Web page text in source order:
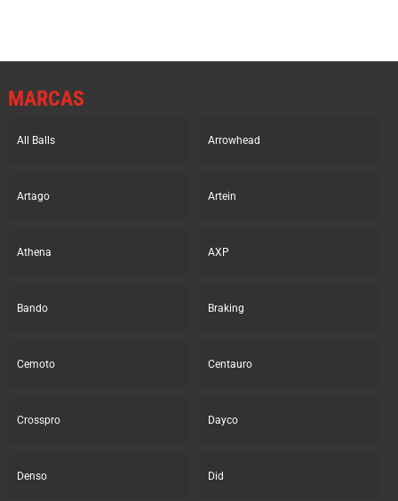
MARCAS
All Balls Arrowhead
Artago Artein
Athena AXP
Bando Braking
Cemoto Centauro
Crosspro Dayco
Denso Did